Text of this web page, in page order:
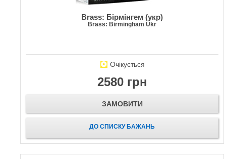
Brass: Бірмінгем (укр)
Brass: Birmingham Ukr
Очікується
2580 грн
ЗАМОВИТИ
ДО СПИСКУ БАЖАНЬ